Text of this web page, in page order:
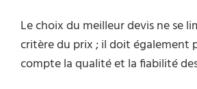
Le choix du meilleur devis ne se
critère du prix ; il doit également
compte la qualité et la fiabilité